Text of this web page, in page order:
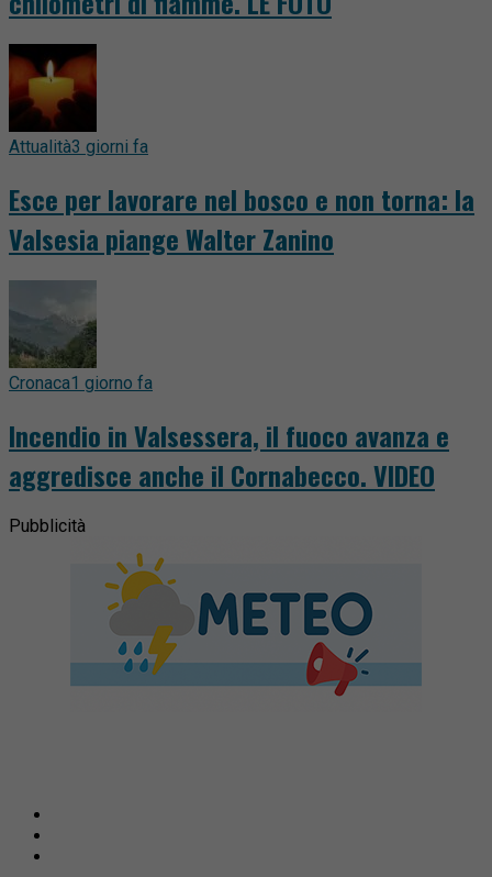
Attualità3 giorni fa
Esce per lavorare nel bosco e non torna: la
Valsesia piange Walter Zanino
Cronaca1 giorno fa
Incendio in Valsessera, il fuoco avanza e
aggredisce anche il Cornabecco. VIDEO
Pubblicità